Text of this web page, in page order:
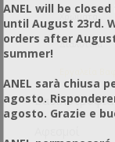
Χρώματα
Διαλυτικά
ANEL will be
until August 23rd.
orders after
summer!
ANEL sarà chiusa
agosto.
agosto. Grazie e